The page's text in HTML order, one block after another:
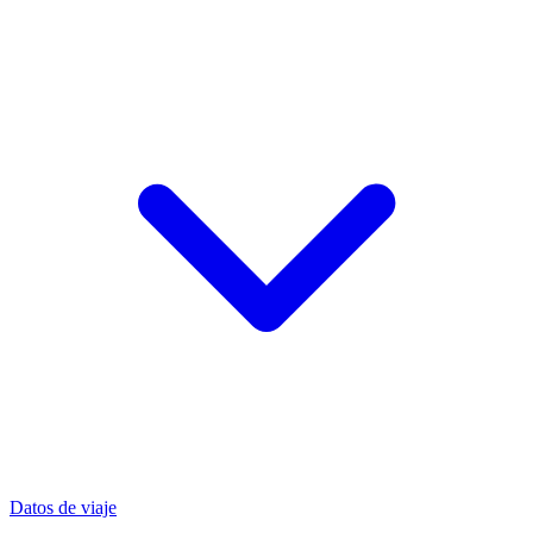
Datos de viaje